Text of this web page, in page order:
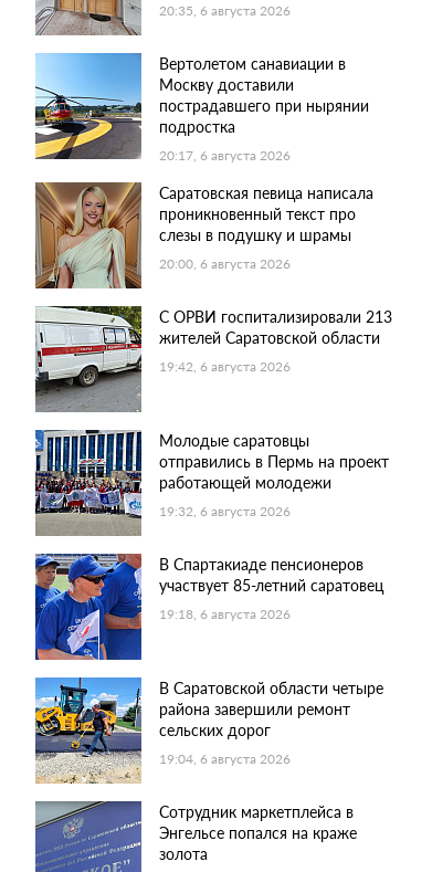
20:35, 6 августа 2026
Вертолетом санавиации в
Москву доставили
пострадавшего при нырянии
подростка
20:17, 6 августа 2026
Саратовская певица написала
проникновенный текст про
слезы в подушку и шрамы
20:00, 6 августа 2026
С ОРВИ госпитализировали 213
жителей Саратовской области
19:42, 6 августа 2026
Молодые саратовцы
отправились в Пермь на проект
работающей молодежи
19:32, 6 августа 2026
В Спартакиаде пенсионеров
участвует 85-летний саратовец
19:18, 6 августа 2026
В Саратовской области четыре
района завершили ремонт
сельских дорог
19:04, 6 августа 2026
Сотрудник маркетплейса в
Энгельсе попался на краже
золота